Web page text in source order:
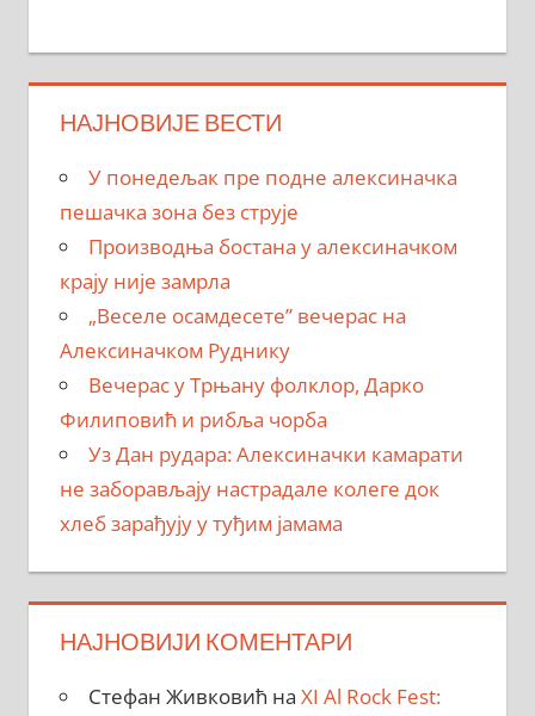
НАЈНОВИЈЕ ВЕСТИ
У понедељак пре подне алексиначка
пешачка зона без струје
Производња бостана у алексиначком
крају није замрла
„Веселе осамдесете” вечерас на
Алексиначком Руднику
Вечерас у Трњану фолклор, Дарко
Филиповић и рибља чорба
Уз Дан рудара: Алексиначки камарати
не заборављају настрадале колеге док
хлеб зарађују у туђим јамама
НАЈНОВИЈИ КОМЕНТАРИ
Стефан Живковић на XI Al Rock Fest: